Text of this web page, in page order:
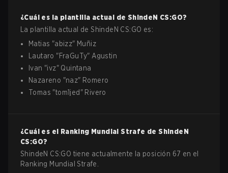
¿Cuál es la plantilla actual de ShindeN CS:GO?
La plantilla actual deShindeN CS:GO es:
Matias "abizz" Muñiz
Lautaro "FraGuTy" Agustin
Ivan "ivz" Quintana
Nazareno "naz" Romero
Tomas "tom1jed " Rivero
¿Cuál es el Ranking Mundial Strafe deShindeN
CS:GO?
ShindeN CS:GO tiene actualmente la posición 67 en el
Ranking Mundial Strafe.